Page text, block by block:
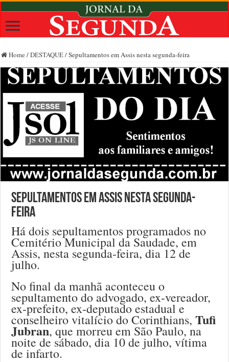
Home /DESTAQUE/Sepultamentos em Assis nesta segunda-feira
Sepultamentos em Assis nesta segunda-
feira
Há dois sepultamentos programados no
Cemitério Municipal da Saudade, em
Assis, nesta segunda-feira, dia 12 de
julho.
No final da manhã aconteceu o
sepultamento do advogado, ex-vereador,
ex-prefeito, ex-deputado estadual e
conselheiro vitalício do Corinthians,Tufi
Jubran, que morreu em São Paulo, na
noite de sábado, dia 10 de julho, vítima
de infarto.